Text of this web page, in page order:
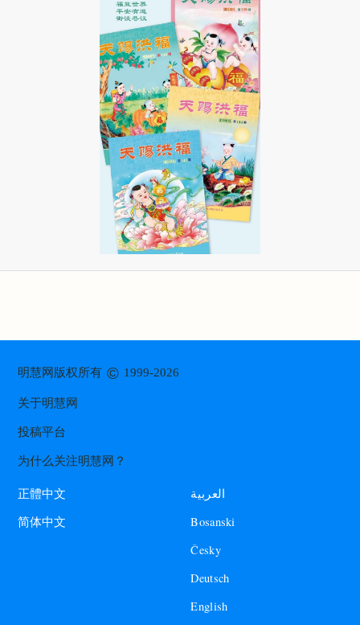
明慧网版权所有© 1999-2026
关于明慧网
投稿平台
为什么关注明慧网？
正體中文
简体中文
العربية
Bosanski
Česky
Deutsch
English